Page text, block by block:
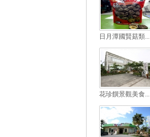
日月潭國賢菇類...
花珍饌景觀美食...